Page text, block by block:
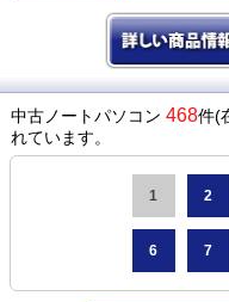
中古ノートパソコン 468件(
れています。
1 2
6 7